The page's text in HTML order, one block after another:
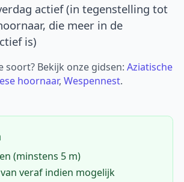
actief (in tegenstelling tot
die meer in de
is)
soort? Bekijk onze gidsen:Aziatische
hoornaar,Wespennest.
(minstens 5 m)
veraf indien mogelijk